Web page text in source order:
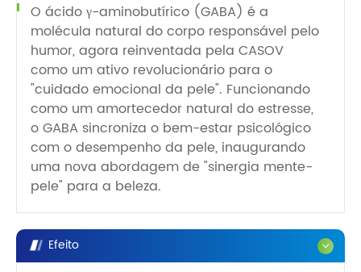
O ácido γ-aminobutírico (GABA) é a
molécula natural do corpo responsável pelo
humor, agora reinventada pela CASOV
como um ativo revolucionário para o
"cuidado emocional da pele". Funcionando
como um amortecedor natural do estresse,
o GABA sincroniza o bem-estar psicológico
com o desempenho da pele, inaugurando
uma nova abordagem de "sinergia mente-
pele" para a beleza.
Efeito